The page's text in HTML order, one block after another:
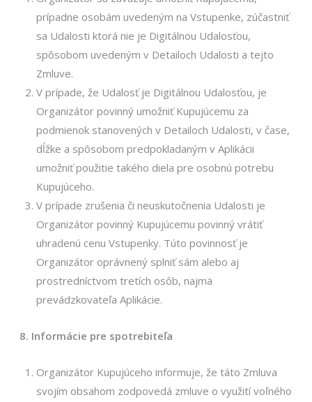
prípadne osobám uvedeným na Vstupenke, zúčastniť
sa Udalosti ktorá nie je Digitálnou Udalosťou,
spôsobom uvedeným v Detailoch Udalosti a tejto
Zmluve.
V prípade, že Udalosť je Digitálnou Udalosťou, je
Organizátor povinný umožniť Kupujúcemu za
podmienok stanovených v Detailoch Udalosti, v čase,
dĺžke a spôsobom predpokladaným v Aplikácii
umožniť použitie takého diela pre osobnú potrebu
Kupujúceho.
V prípade zrušenia či neuskutočnenia Udalosti je
Organizátor povinný Kupujúcemu povinný vrátiť
uhradenú cenu Vstupenky. Túto povinnosť je
Organizátor oprávnený splniť sám alebo aj
prostredníctvom tretích osôb, najmä
prevádzkovateľa Aplikácie.
8. Informácie pre spotrebiteľa
Organizátor Kupujúceho informuje, že táto Zmluva
svojím obsahom zodpovedá zmluve o využití voľného